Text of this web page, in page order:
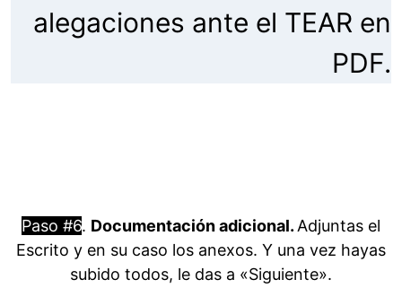
alegaciones ante el TEAR en
PDF.
Paso #6. Documentación adicional. Adjuntas el
Escrito y en su caso los anexos. Y una vez hayas
subido todos, le das a «Siguiente».